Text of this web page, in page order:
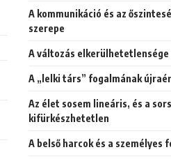
A kommunikáció és az
szerepe
A változás elkerülhetetlensége
A „lelki társ” fogalmának
Az élet sosem lineáris, és a sors
kifürkészhetetlen
A belső harcok és a személyes